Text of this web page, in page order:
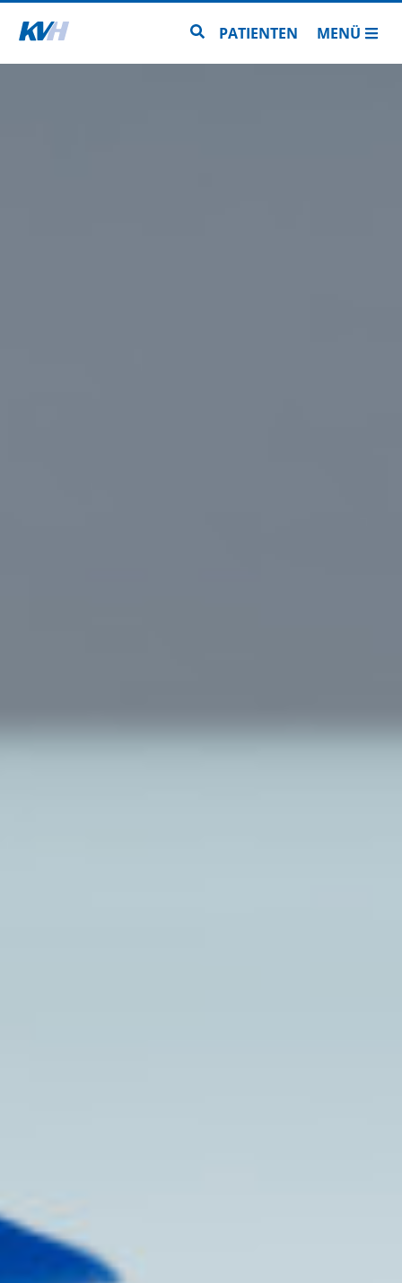
Zur Startseite Zur Seitensuche
PATIENTEN MENÜ